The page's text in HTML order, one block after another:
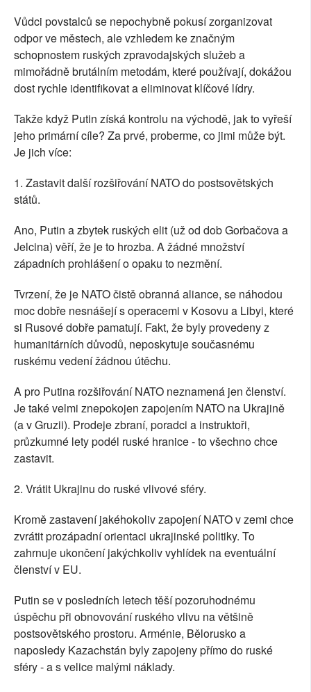
Vůdci povstalců se nepochybně pokusí zorganizovat
odpor ve městech, ale vzhledem ke značným
schopnostem ruských zpravodajských služeb a
mimořádně brutálním metodám, které používají, dokážou
dost rychle identifikovat a eliminovat klíčové lídry.
Takže když Putin získá kontrolu na východě, jak to vyřeší
jeho primární cíle? Za prvé, proberme, co jimi může být.
Je jich více:
1. Zastavit další rozšiřování NATO do postsovětských
států.
Ano, Putin a zbytek ruských elit (už od dob Gorbačova a
Jelcina) věří, že je to hrozba. A žádné množství
západních prohlášení o opaku to nezmění.
Tvrzení, že je NATO čistě obranná aliance, se náhodou
moc dobře nesnášejí s operacemi v Kosovu a Libyi, které
si Rusové dobře pamatují. Fakt, že byly provedeny z
humanitárních důvodů, neposkytuje současnému
ruskému vedení žádnou útěchu.
A pro Putina rozšiřování NATO neznamená jen členství.
Je také velmi znepokojen zapojením NATO na Ukrajině
(a v Gruzii). Prodeje zbraní, poradci a instruktoři,
průzkumné lety podél ruské hranice - to všechno chce
zastavit.
2. Vrátit Ukrajinu do ruské vlivové sféry.
Kromě zastavení jakéhokoliv zapojení NATO v zemi chce
zvrátit prozápadní orientaci ukrajinské politiky. To
zahrnuje ukončení jakýchkoliv vyhlídek na eventuální
členství v EU.
Putin se v posledních letech těší pozoruhodnému
úspěchu při obnovování ruského vlivu na většině
postsovětského prostoru. Arménie, Bělorusko a
naposledy Kazachstán byly zapojeny přímo do ruské
sféry - a s velice malými náklady.